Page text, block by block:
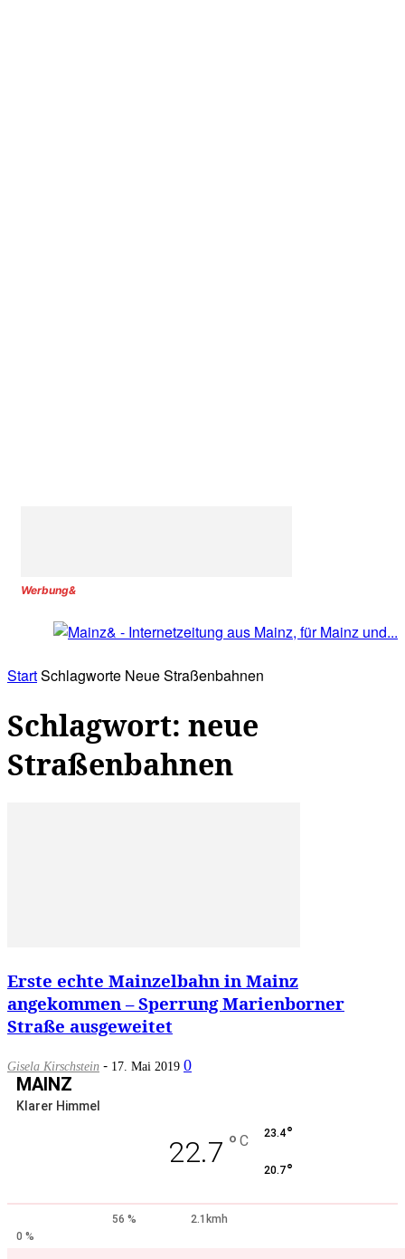
Werbung&
StartSchlagworte Neue Straßenbahnen
Schlagwort: neue
Straßenbahnen
Erste echte Mainzelbahn in Mainz
angekommen – Sperrung Marienborner
Straße ausgeweitet
Gisela Kirschstein - 17. Mai 2019 0
MAINZ
Klarer Himmel
22.7 ° C 23.4°
20.7°
56 %
2.1kmh
0 %